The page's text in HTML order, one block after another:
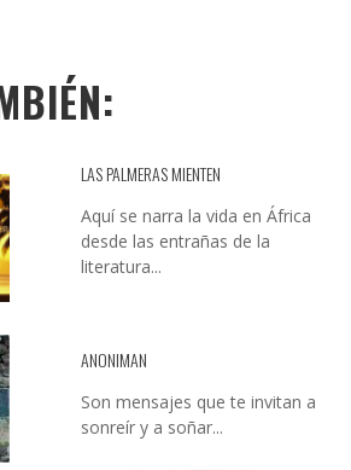
LAS PALMERAS MIENTEN
Aquí se narra la vida en África
desde las entrañas de la
literatura...
ANONIMAN
Son mensajes que te invitan a
sonreír y a soñar...